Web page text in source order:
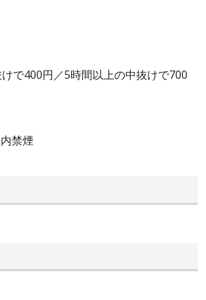
けで400円／5時間以上の中抜けで700
禁煙